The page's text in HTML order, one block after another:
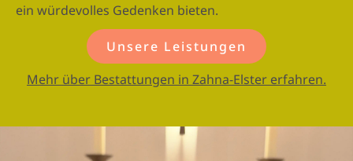
ein würdevolles Gedenken bieten.
Unsere Leistungen
Mehr über Bestattungen in Zahna-Elster erfahren.